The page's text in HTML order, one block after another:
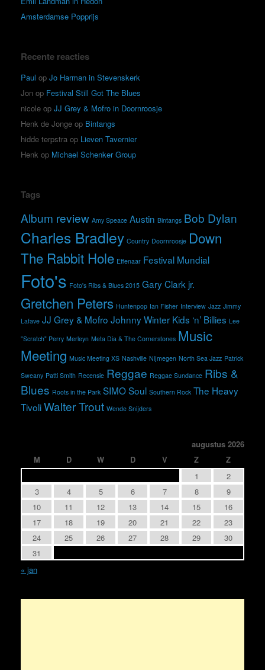
Amsterdamse Popprijs
Recente reacties
Paul op Jo Harman in Stevenskerk
Jon op Festival Still Got The Blues
nicole op JJ Grey & Mofro in Doornroosje
Henk de Jonge op Bintangs
hidde terpstra op Lieven Tavernier
Henk op Michael Schenker Group
Tags
Album review Amy Speace Austin Bintangs Bob Dylan
Charles Bradley Country Doornroosje Down
The Rabbit Hole Effenaar Festival Mundial
Foto's Foto's Ribs & Blues 2015 Gary Clark jr.
Gretchen Peters Huntenpop Ian Fisher Interview Jazz Jimmy
Lafave JJ Grey & Mofro Johnny Winter Kids ‘n’ Billies Lee
"Scratch" Perry Merleyn Meta Dia & The Cornerstones Music
Meeting Music Meeting XS Nashville Nijmegen North Sea Jazz Patrick
Sweany Patti Smith Recensie Reggae Reggae Sundance Ribs &
Blues Roots in the Park SIMOSoul Southern Rock The Heavy
TivoliWalter Trout Wende Snijders
augustus 2026
M
D W D V Z
Z
1
2
3
4 5 6 7 8
9
10
11 12 13 14 15
16
17
18 19 20 21 22
23
24
25 26 27 28 29
30
31
« jan